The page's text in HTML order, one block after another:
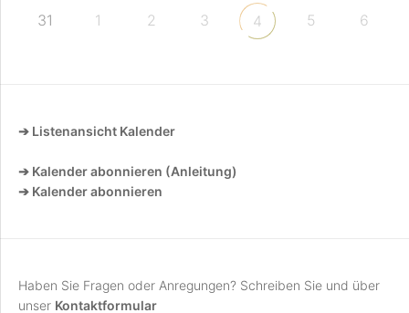
31 1 2 3 4 5 6
➔ Listenansicht Kalender
➔ Kalender abonnieren (Anleitung)
➔ Kalender abonnieren
Haben Sie Fragen oder Anregungen? Schreiben Sie und über
unser Kontaktformular